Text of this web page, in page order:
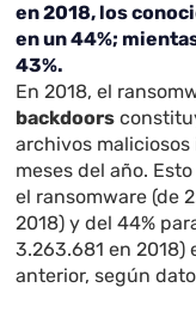
en 2018, los
en un 44%;
43%.
En 2018, el
backdoors
archivos
meses del año.
el ransomware (de
2018) y del 44%
3.263.681 en
anterior, según